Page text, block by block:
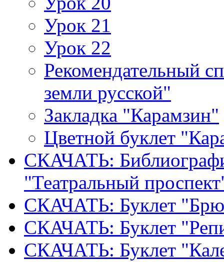
Урок 21
Урок 22
Рекомендательный
земли русской"
Закладка "Карамзин"
Цветной буклет
СКАЧАТЬ:
"Театральный
СКАЧАТЬ: Буклет
СКАЧАТЬ: Буклет
СКАЧАТЬ: Буклет